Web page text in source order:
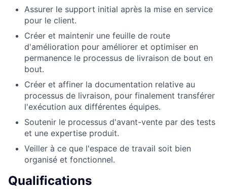
Assurer le support initial après la mise en service
pour le client.
Créer et maintenir une feuille de route
d'amélioration pour améliorer et optimiser en
permanence le processus de livraison de bout en
bout.
Créer et affiner la documentation relative au
processus de livraison, pour finalement transférer
l'exécution aux différentes équipes.
Soutenir le processus d'avant-vente par des tests
et une expertise produit.
Veiller à ce que l'espace de travail soit bien
organisé et fonctionnel.
Qualifications